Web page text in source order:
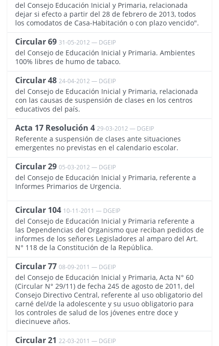
del Consejo Educación Inicial y Primaria, relacionada
dejar si efecto a partir del 28 de febrero de 2013, todos
los comodatos de Casa-Habitación o con plazo vencido".
Circular 69 31-05-2012 — DGEIP
del Consejo de Educación Inicial y Primaria. Ambientes
100% libres de humo de tabaco.
Circular 48 24-04-2012 — DGEIP
del Consejo de Educación Inicial y Primaria, relacionada
con las causas de suspensión de clases en los centros
educativos del país.
Acta 17 Resolución 4 29-03-2012 — DGEIP
Referente a suspensión de clases ante situaciones
emergentes no previstas en el calendario escolar.
Circular 29 05-03-2012 — DGEIP
del Consejo de Educación Inicial y Primaria, referente a
Informes Primarios de Urgencia.
Circular 104 10-11-2011 — DGEIP
del Consejo de Educación Inicial y Primaria referente a
las Dependencias del Organismo que reciban pedidos de
informes de los señores Legisladores al amparo del Art.
N° 118 de la Constitución de la República.
Circular 77 08-09-2011 — DGEIP
del Consejo de Educación Inicial y Primaria, Acta N° 60
(Circular N° 29/11) de fecha 245 de agosto de 2011, del
Consejo Directivo Central, referente al uso obligatorio del
carné del/de la adolescente y su usuo obligatorio para
los controles de salud de los jóvenes entre doce y
diecinueve años.
Circular 21 22-03-2011 — DGEIP